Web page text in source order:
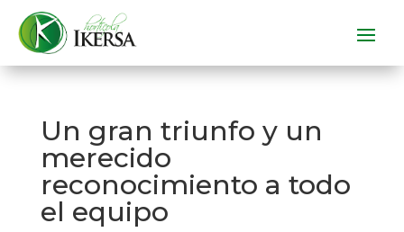
Un gran triunfo y un
merecido
reconocimiento a todo
el equipo